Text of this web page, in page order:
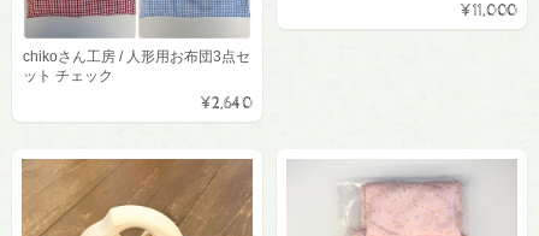
chikoさん工房 / 人形用お布団3点セ
ット チェック
¥2,640
¥11,000